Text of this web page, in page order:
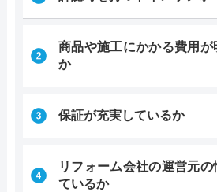
商品や施工にかかる費用が
か
保証が充実しているか
リフォーム会社の運営元
ているか